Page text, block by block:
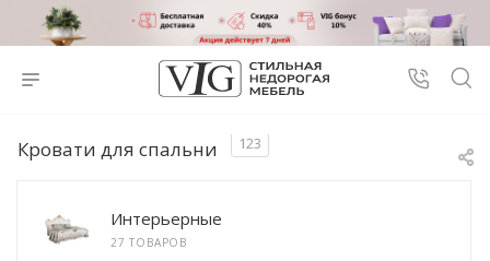
Кровати для спальни 123
Интерьерные
27 ТОВАРОВ